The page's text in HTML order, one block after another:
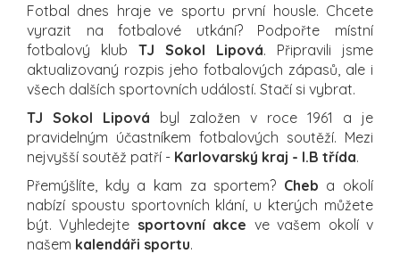
Fotbal dnes hraje ve sportu první housle. Chcete
vyrazit na fotbalové utkání? Podpořte místní
fotbalový klub TJ Sokol Lipová. Připravili jsme
aktualizovaný rozpis jeho fotbalových zápasů, ale i
všech dalších sportovních událostí. Stačí si vybrat.
TJ Sokol Lipová byl založen v roce 1961 a je
pravidelným účastníkem fotbalových soutěží. Mezi
nejvyšší soutěž patří - Karlovarský kraj - I.B třída.
Přemýšlíte, kdy a kam za sportem? Cheb a okolí
nabízí spoustu sportovních klání, u kterých můžete
být. Vyhledejte sportovní akce ve vašem okolí v
našem kalendáři sportu.